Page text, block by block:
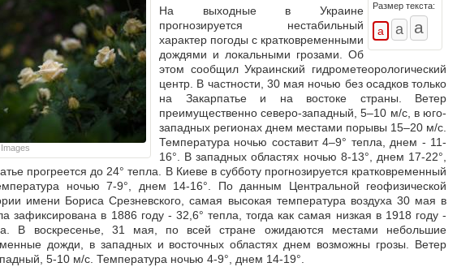
Размер текста:
На выходные в Украине
прогнозируется нестабильный
характер погоды с кратковременными
дождями и локальными грозами. Об
этом сообщил Украинский гидрометеорологический
центр. В частности, 30 мая ночью без осадков только
на Закарпатье и на востоке страны. Ветер
преимущественно северо-западный, 5–10 м/с, в юго-
западных регионах днем местами порывы 15–20 м/с.
Температура ночью составит 4–9° тепла, днем - 11-
16°. В западных областях ночью 8-13°, днем 17-22°,
прогреется до 24° тепла. В Киеве в субботу прогнозируется кратковременный
ночью 7-9°, днем 14-16°. По данным Центральной геофизической
имени Бориса Срезневского, самая высокая температура воздуха 30 мая в
зафиксирована в 1886 году - 32,6° тепла, тогда как самая низкая в 1918 году -
В воскресенье, 31 мая, по всей стране ожидаются местами небольшие
дожди, в западных и восточных областях днем возможны грозы. Ветер
5-10 м/с. Температура ночью 4-9°, днем 14-19°.